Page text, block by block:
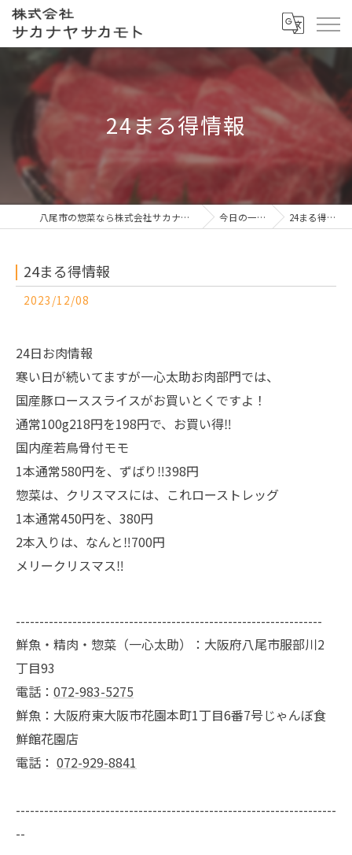
24まる得情報
八尾市の惣菜なら株式会社サカナヤサカモト 今日の一押し 24まる得情報
24まる得情報
2023/12/08
24日お肉情報
寒い日が続いてますが一心太助お肉部門では、
国産豚ローススライスがお買いとくですよ！
通常100g218円を198円で、お買い得‼️
国内産若鳥骨付モモ
1本通常580円を、ずばり‼️398円
惣菜は、クリスマスには、これローストレッグ
1本通常450円を、380円
2本入りは、なんと‼️700円
メリークリスマス‼️
-----------------------------------------------------------------
鮮魚・精肉・惣菜（一心太助）：大阪府八尾市服部川2
丁目93
電話： 072-983-5275
鮮魚：大阪府東大阪市花園本町1丁目6番7号じゃんぼ食
鮮館花園店
電話： 072-929-8841
--------------------------------------------------------------------
--